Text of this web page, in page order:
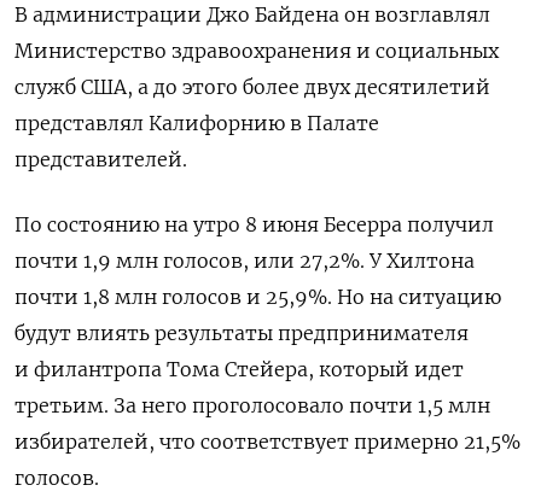
В администрации Джо Байдена он возглавлял
Министерство здравоохранения и социальных
служб США, а до этого более двух десятилетий
представлял Калифорнию в Палате
представителей.
По состоянию на утро 8 июня Бесерра получил
почти 1,9 млн голосов, или 27,2%. У Хилтона
почти 1,8 млн голосов и 25,9%. Но на ситуацию
будут влиять результаты предпринимателя
и филантропа Тома Стейера, который идет
третьим. За него проголосовало почти 1,5 млн
избирателей, что соответствует примерно 21,5%
голосов.